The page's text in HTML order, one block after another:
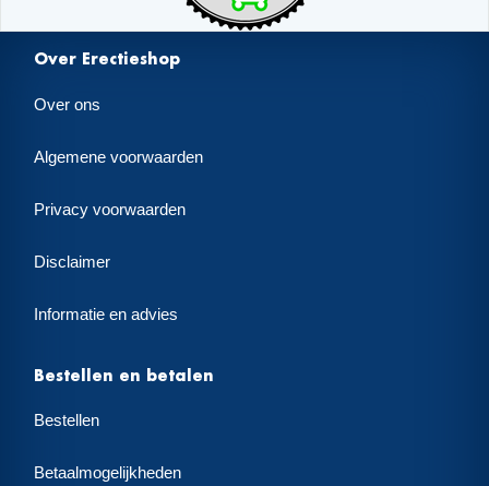
Over Erectieshop
Over ons
Algemene voorwaarden
Privacy voorwaarden
Disclaimer
Informatie en advies
Bestellen en betalen
Bestellen
Betaalmogelijkheden